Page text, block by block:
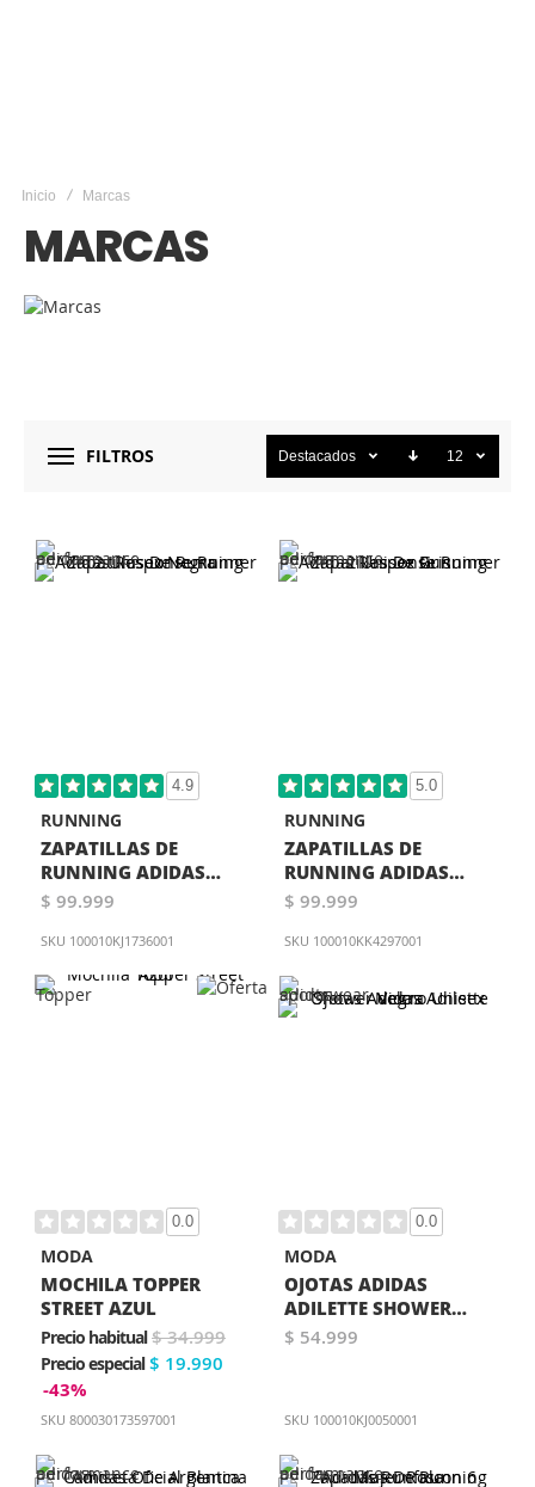
Inicio Marcas
MARCAS
FILTROS Destacados 12
4.9
RUNNING
ZAPATILLAS DE
RUNNING ADIDAS
RESPONSE RUNNER 2
$ 99.999
SKU 100010KJ1736001
5.0
RUNNING
ZAPATILLAS DE
RUNNING ADIDAS
RESPONSE RUNNER 2
$ 99.999
SKU 100010KK4297001
0.0
MODA
MOCHILA TOPPER
STREET AZUL
Precio habitual $ 34.999
Precio especial $ 19.990
-43%
SKU 800030173597001
0.0
MODA
OJOTAS ADIDAS
ADILETTE SHOWER
VELCRO UNISEX
$ 54.999
SKU 100010KJ0050001